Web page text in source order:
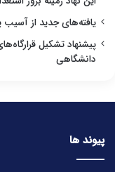
یافته‌های جدید از آسیب
پیشنهاد تشکیل
دانشگاهی
پیوند ها